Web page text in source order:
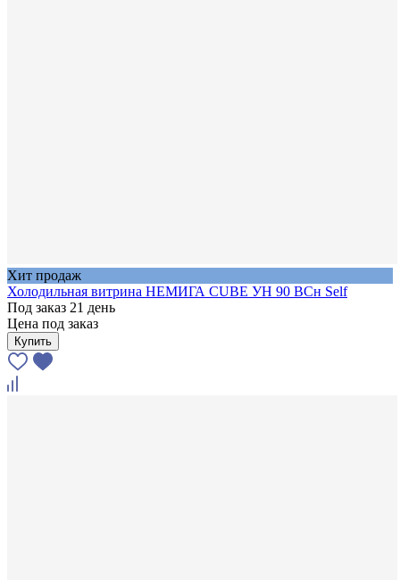
Хит продаж
Холодильная витрина НЕМИГА CUBE УН 90 ВСн Self
Под заказ 21 день
Цена под заказ
Купить